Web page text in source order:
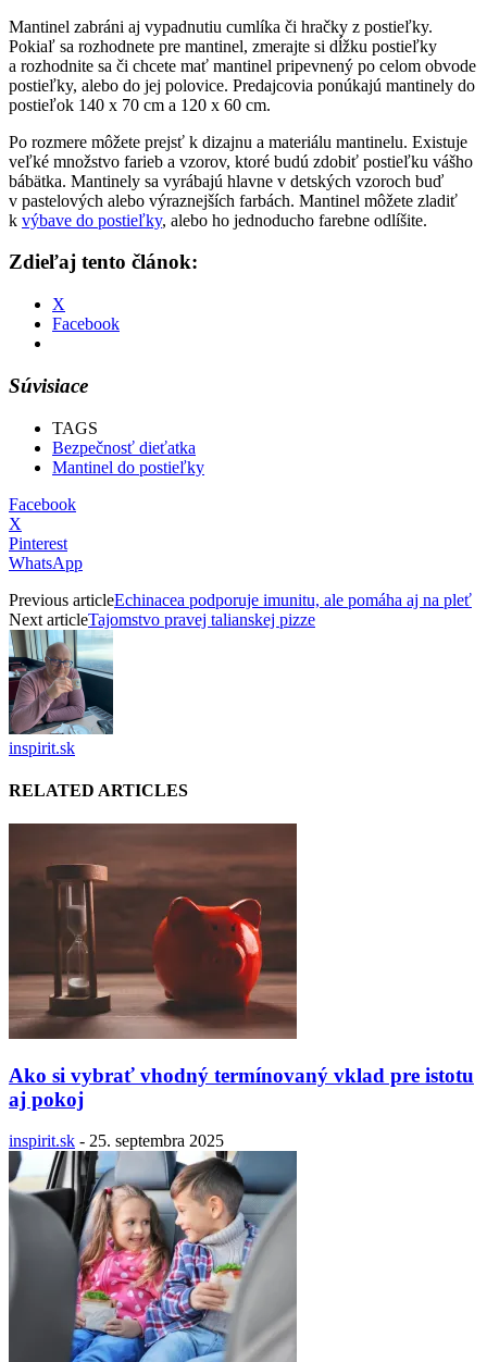
Mantinel zabráni aj vypadnutiu cumlíka či hračky z postieľky.
Pokiaľ sa rozhodnete pre mantinel, zmerajte si dĺžku postieľky
a rozhodnite sa či chcete mať mantinel pripevnený po celom obvode
postieľky, alebo do jej polovice. Predajcovia ponúkajú mantinely do
postieľok 140 x 70 cm a 120 x 60 cm.
Po rozmere môžete prejsť k dizajnu a materiálu mantinelu. Existuje
veľké množstvo farieb a vzorov, ktoré budú zdobiť postieľku vášho
bábätka. Mantinely sa vyrábajú hlavne v detských vzoroch buď
v pastelových alebo výraznejších farbách. Mantinel môžete zladiť
k výbave do postieľky, alebo ho jednoducho farebne odlíšite.
Zdieľaj tento článok:
X
Facebook
Súvisiace
TAGS
Bezpečnosť dieťatka
Mantinel do postieľky
Facebook
X
Pinterest
WhatsApp
Previous articleEchinacea podporuje imunitu, ale pomáha aj na pleť
Next articleTajomstvo pravej talianskej pizze
inspirit.sk
RELATED ARTICLES
Ako si vybrať vhodný termínovaný vklad pre istotu
aj pokoj
inspirit.sk - 25. septembra 2025